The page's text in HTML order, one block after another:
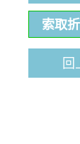
索取
回